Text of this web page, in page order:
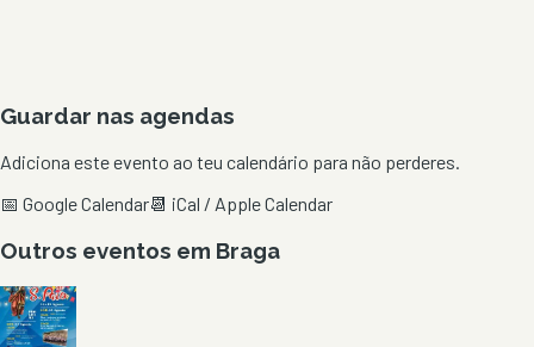
Guardar nas agendas
Adiciona este evento ao teu calendário para não perderes.
📅 Google Calendar📆 iCal / Apple Calendar
Outros eventos em Braga